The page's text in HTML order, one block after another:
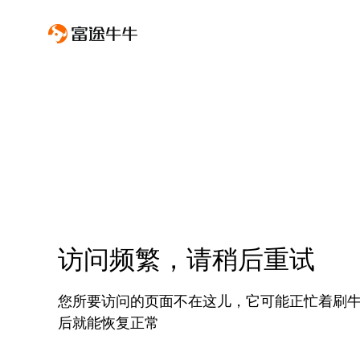
访问频繁，请稍后重试
您所要访问的页面不在这儿，它可能正忙着刷
后就能恢复正常